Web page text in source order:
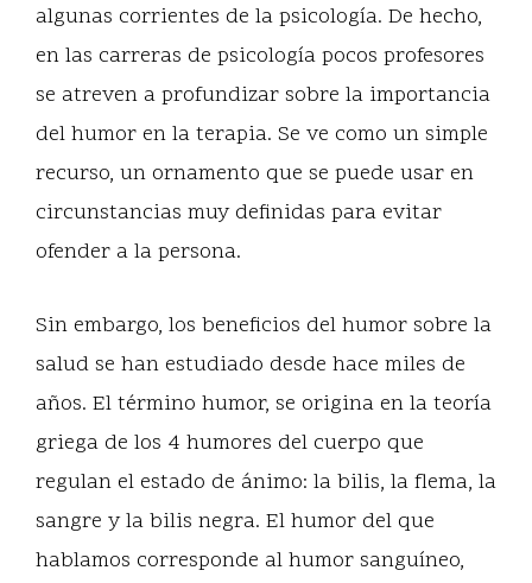
algunas corrientes de la psicología. De hecho,
en las carreras de psicología pocos profesores
se atreven a profundizar sobre la importancia
del humor en la terapia. Se ve como un simple
recurso, un ornamento que se puede usar en
circunstancias muy definidas para evitar
ofender a la persona.
Sin embargo, los beneficios del humor sobre la
salud se han estudiado desde hace miles de
años. El término humor, se origina en la teoría
griega de los 4 humores del cuerpo que
regulan el estado de ánimo: la bilis, la flema, la
sangre y la bilis negra. El humor del que
hablamos corresponde al humor sanguíneo,